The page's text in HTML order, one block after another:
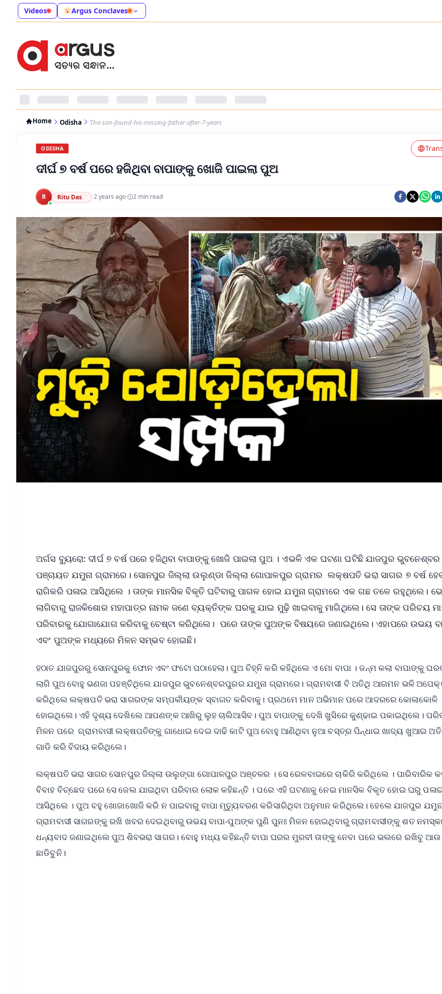
Videos Argus Conclaves
Home Odisha The-son-found-his-missing-father-after-7-years
ODISHA
ଦୀର୍ଘ ୭ ବର୍ଷ ପରେ ହଜିଥିବା ବାପାଙ୍କୁ ଖୋଜି ପାଇଲା ପୁଅ
R Ritu Das ·2 years ago· 2 min read
ଅର୍ଗସ ବ୍ୟୁରୋ: ଦୀର୍ଘ ୭ ବର୍ଷ ପରେ ହଜିଥିବା ବାପାଙ୍କୁ ଖୋଜି ପାଇଲା ପୁଅ । ଏଭଳି ଏକ ଘଟଣା ଘଟିଛି ଯାଜପୁର
ପଞ୍ଚାୟତ ଯମୁନା ଗ୍ରାମରେ। ସୋନପୁର ଜିଲ୍ଲା ଉଲୁଣ୍ଡା ଜିଲ୍ଲା ଗୋପାଳପୁର ଗ୍ରାମର ଲକ୍ଷପତି ଭରା ସାଗର ୭ ବର୍ଷ
ରାଗିକରି ପଳାଇ ଆସିଥିଲେ । ତାଙ୍କ ମାନସିକ ବିକୃତି ଘଟିବାରୁ ପାଗଳ ହୋଇ ଯମୁନା ଗ୍ରାମରେ ଏକ ଗଛ ତଳେ ରହୁଥିଲେ।
ଲାଗିବାରୁ ରାଜକିଶୋର ମହାପାତ୍ର ନାମକ ଜଣେ ବ୍ୟକ୍ତିଙ୍କ ଘରକୁ ଯାଇ ମୁଢ଼ି ଖାଇବାକୁ ମାଗିଥିଲେ। ସେ ତାଙ୍କ ପରିଚୟ
ପରିବାରକୁ ଯୋଗାଯୋଗ କରିବାକୁ ଚେଷ୍ଟା କରିଥିଲେ। ପରେ ତାଙ୍କ ପୁଅଙ୍କ ବିଷୟରେ ଜଣାଇଥିଲେ। ଏହାପରେ ଉଭୟ
ଏବଂ ପୁଅଙ୍କ ମଧ୍ୟରେ ମିଳନ ସମ୍ଭବ ହୋଇଛି।
ହଠାତ ଯାଜପୁରରୁ ସୋନପୁରକୁ ଫୋନ ଏବଂ ଫଟୋ ପଠାହେଲା। ପୁଅ ଚିହ୍ନି କରି କହିଥିଲେ ଏ ମୋ ବାପା । ଜନ୍ମ କଲା ବାପାଙ୍କୁ
ଲାଗି ପୁଅ ବୋହୁ ଭଣଜା ପହଞ୍ଚିଥିଲେ ଯାଜପୁର ଭୁବନେଶ୍ବରପୁରର ଯମୁନା ଗ୍ରାମରେ। ଗ୍ରାମବାସୀ ବି ଅତିଥି ଆଗମନ ଭଳି
କରିଥିଲେ ଲକ୍ଷପତି ଭରା ସାଗରଙ୍କ ସମ୍ପର୍କୀୟଙ୍କ ସ୍ବାଗତ କରିବାକୁ। ପ୍ରଥମେ ମାନ ଅଭିମାନ ପରେ ଆଦରରେ କୋଳାକୋଳି
ହୋଇଥିଲେ। ଏହି ଦୃଶ୍ୟ ଦେଖିଲେ ଆପଣଙ୍କ ଆଖିରୁ ଲୁହ ଚାଲିଆସିବ। ପୁଅ ବାପାଙ୍କୁ ଦେଖି ଖୁସିରେ କୁଣ୍ଢାଇ ପକାଇଥିଲେ।
ମିଳନ ପରେ ଗ୍ରାମବାସୀ ଲକ୍ଷପତିଙ୍କୁ ଗାଧୋଇ ଦେଇ ଦାଢି କାଟି ପୁଅ ବୋହୁ ଆଣିଥିବା ନୁଆ ବସ୍ତ୍ର ପିନ୍ଧାଇ ଖାଦ୍ୟ ଖୁଆଇ
ଗାଡି କରି ବିଦାୟ କରିଥିଲେ।
ଲକ୍ଷପତି ଭରା ସାଗର ସୋନପୁର ଜିଲ୍ଲା ଉଲୁଙ୍ଗା ଗୋପାଳପୁର ଅଞ୍ଚଳର । ସେ ରେଳବାଇରେ ଚାକିରି କରିଥିଲେ । ପାରିବାରିକ
ବିବାହ ବିଚ୍ଛେଦ ପରେ ସେ ଜେଲ ଯାଇଥିବା ପରିବାର ଲୋକ କହିଛନ୍ତି । ପରେ ଏହି ଘଟଣାକୁ ନେଇ ମାନସିକ ବିକୃତ ହୋଇ ଘରୁ
ଆସିଥିଲେ । ପୁଅ ବହୁ ଖୋଜାଖୋଜି କରି ନ ପାଇବାରୁ ବାପା ମୃତ୍ୟୁବରଣ କରିସାରିଥିବା ଅନୁମାନ କରିଥିଲେ। ହେଲେ ଯାଜପୁର
ଗ୍ରାମବାସୀ ସାଗରଙ୍କୁ ରଖି ଖବର ଦେଇଥିବାରୁ ଉଭୟ ବାପା-ପୁଅଙ୍କ ପୁଣି ପୁନଃ ମିଳନ ହୋଇଥିବାରୁ ଗ୍ରାମବାସୀଙ୍କୁ ଶତ
ଧନ୍ୟବାଦ ଜଣାଇଥିଲେ ପୁଅ ଶିବଭରା ସାଗର। ବୋହୁ ମଧ୍ୟ କହିଛନ୍ତି ବାପା ଘରର ମୁରବୀ ତାଙ୍କୁ ନେବା ପରେ ଭଲରେ ରଖିବୁ
ଛାଡିବୁନି।